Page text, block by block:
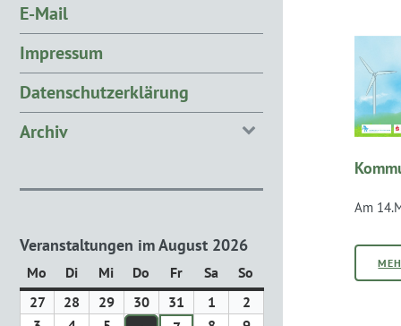
Am
E-Mail
Impressum
Datenschutzerklärung
Archiv
Veranstaltungen im August 2026
Mo Montag
DiDienstag
Mi Mittwoch
Do Donnerstag
FrFreitag
Sa Samstag
So
2727. 28 29 30 31 1 2